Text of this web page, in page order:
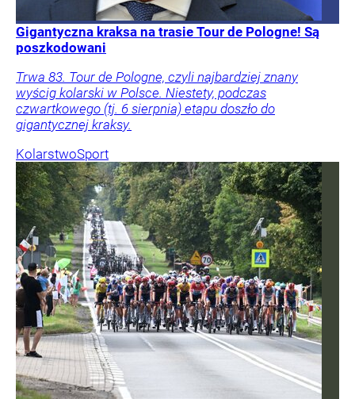
Gigantyczna kraksa na trasie Tour de Pologne! Są
poszkodowani
Trwa 83. Tour de Pologne, czyli najbardziej znany
wyścig kolarski w Polsce. Niestety, podczas
czwartkowego (tj. 6 sierpnia) etapu doszło do
gigantycznej kraksy.
KolarstwoSport